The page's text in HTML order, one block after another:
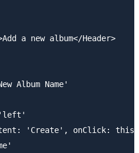
a new album</Header>
Album Name'
'Create', onClick: